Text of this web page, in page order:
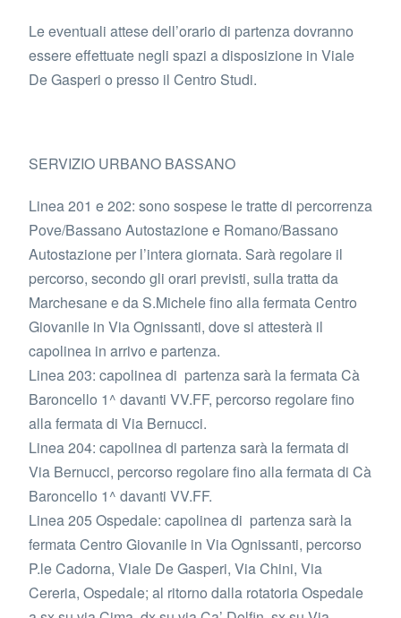
Le eventuali attese dell’orario di partenza dovranno
essere effettuate negli spazi a disposizione in Viale
De Gasperi o presso il Centro Studi.
SERVIZIO URBANO BASSANO
Linea 201 e 202: sono sospese le tratte di percorrenza
Pove/Bassano Autostazione e Romano/Bassano
Autostazione per l’intera giornata. Sarà regolare il
percorso, secondo gli orari previsti, sulla tratta da
Marchesane e da S.Michele fino alla fermata Centro
Giovanile in Via Ognissanti, dove si attesterà il
capolinea in arrivo e partenza.
Linea 203: capolinea di partenza sarà la fermata Cà
Baroncello 1^ davanti VV.FF, percorso regolare fino
alla fermata di Via Bernucci.
Linea 204: capolinea di partenza sarà la fermata di
Via Bernucci, percorso regolare fino alla fermata di Cà
Baroncello 1^ davanti VV.FF.
Linea 205 Ospedale: capolinea di partenza sarà la
fermata Centro Giovanile in Via Ognissanti, percorso
P.le Cadorna, Viale De Gasperi, Via Chini, Via
Cereria, Ospedale; al ritorno dalla rotatoria Ospedale